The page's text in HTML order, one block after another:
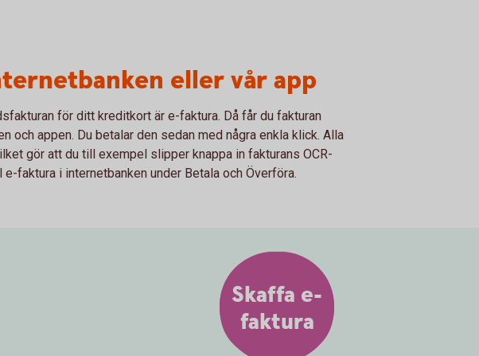
eller vår app
för ditt kreditkort är e-faktura. Då får du fakturan
och appen. Du betalar den sedan med några enkla klick. Alla
gör att du till exempel slipper knappa in fakturans OCR-
e-faktura i internetbanken under Betala och Överföra.
Skaffa e-
faktura